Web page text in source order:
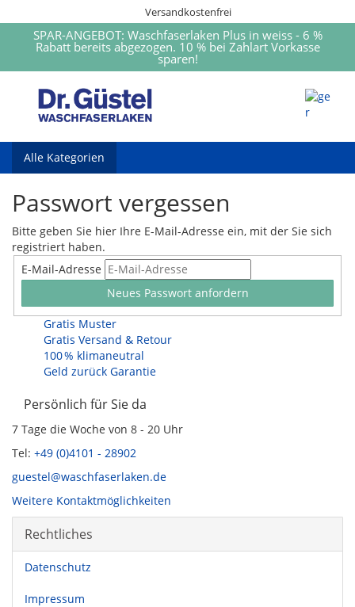
Versandkostenfrei
SPAR-ANGEBOT: Waschfaserlaken Plus in weiss - 6 %
Rabatt bereits abgezogen. 10 % bei Zahlart Vorkasse
sparen!
Alle Kategorien
Passwort vergessen
Bitte geben Sie hier Ihre E-Mail-Adresse ein, mit der Sie sich
registriert haben.
E-Mail-Adresse
Gratis Muster
Gratis Versand & Retour
100 % klimaneutral
Geld zurück Garantie
Persönlich für Sie da
7 Tage die Woche von 8 - 20 Uhr
Tel: +49 (0)4101 - 28902
guestel@waschfaserlaken.de
Weitere Kontaktmöglichkeiten
Rechtliches
Datenschutz
Impressum